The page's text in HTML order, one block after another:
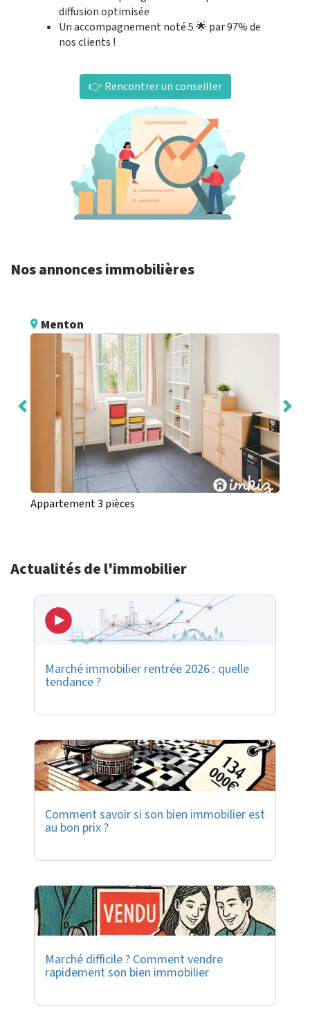
diffusion optimisée
Un accompagnement noté 5 🌟 par 97% de
nos clients !
👉 Rencontrer un conseiller
Nos annonces immobilières
Menton
Appartement 3 pièces
Actualités de l'immobilier
Marché immobilier rentrée 2026 : quelle
tendance ?
Comment savoir si son bien immobilier est
au bon prix ?
Marché difficile ? Comment vendre
rapidement son bien immobilier